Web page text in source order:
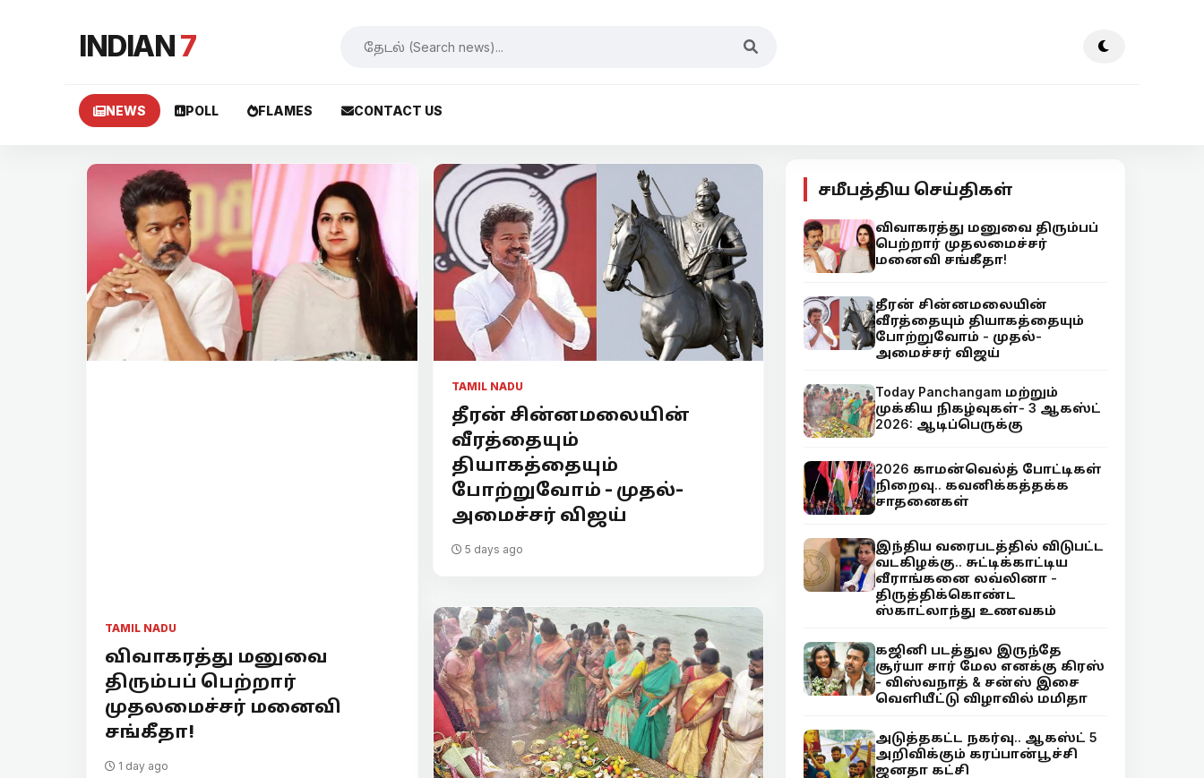
INDIAN7
NEWS POLL FLAMES CONTACT US
TAMIL NADU
விவாகரத்து மனுவை
திரும்பப் பெற்றார்
முதலமைச்சர் மனைவி
சங்கீதா!
1 day ago
TAMIL NADU
தீரன் சின்னமலையின்
வீரத்தையும்
தியாகத்தையும்
போற்றுவோம் - முதல்-
அமைச்சர் விஜய்
5 days ago
சமீபத்திய செய்திகள்
விவாகரத்து மனுவை திரும்பப்
பெற்றார் முதலமைச்சர்
மனைவி சங்கீதா!
தீரன் சின்னமலையின்
வீரத்தையும் தியாகத்தையும்
போற்றுவோம் - முதல்-
அமைச்சர் விஜய்
Today Panchangam மற்றும்
முக்கிய நிகழ்வுகள்- 3 ஆகஸ்ட்
2026: ஆடிப்பெருக்கு
2026 காமன்வெல்த் போட்டிகள்
நிறைவு.. கவனிக்கத்தக்க
சாதனைகள்
இந்திய வரைபடத்தில் விடுபட்ட
வடகிழக்கு.. சுட்டிக்காட்டிய
வீராங்கனை லவ்லினா -
திருத்திக்கொண்ட
ஸ்காட்லாந்து உணவகம்
கஜினி படத்துல இருந்தே
சூர்யா சார் மேல எனக்கு கிரஸ்
- விஸ்வநாத் & சன்ஸ் இசை
வெளியீட்டு விழாவில் மமிதா
அடுத்தகட்ட நகர்வு.. ஆகஸ்ட் 5
அறிவிக்கும் கரப்பான்பூச்சி
ஜனதா கட்சி